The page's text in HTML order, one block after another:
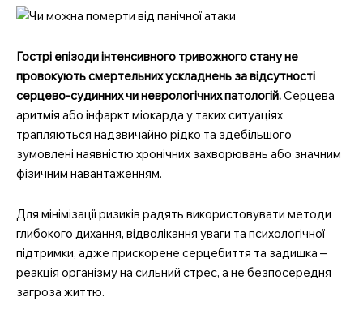
Гострі епізоди інтенсивного тривожного стану не
провокують смертельних ускладнень за відсутності
серцево-судинних чи неврологічних патологій.Серцева
аритмія або інфаркт міокарда у таких ситуаціях
трапляються надзвичайно рідко та здебільшого
зумовлені наявністю хронічних захворювань або значним
фізичним навантаженням.
Для мінімізації ризиків радять використовувати методи
глибокого дихання, відволікання уваги та психологічної
підтримки, адже прискорене серцебиття та задишка –
реакція організму на сильний стрес, а не безпосередня
загроза життю.